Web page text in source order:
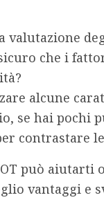
valutazione
sicuro che i
?
alcune
se hai pochi
contrastare le
può aiutarti
vantaggi e